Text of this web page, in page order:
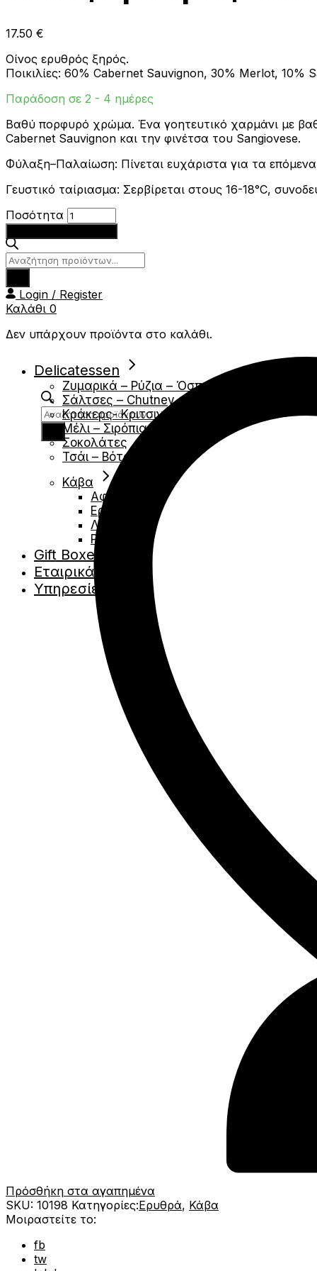
Products
search
Products
search
Login / Register
Καλάθι 0
Δεν υπάρχουν προϊόντα στο καλάθι.
Delicatessen
Ζυμαρικά – Ρύζια – Όσπρια
Σάλτσες – Chutney – Μουσταρδες
Κράκερς- Κριτσινια
Μέλι – Σιρόπια – Αλείμματα
Σοκολάτες
Τσάι – Βότανα
Κάβα
Αφρώδες
Ερυθρά
Λευκά
Ροζέ
Gift Boxes
Εταιρικά Δώρα
Υπηρεσίες
17.50 €
Οίνος ερυθρός ξηρός.
Ποικιλίες: 60% Cabernet Sauvignon, 30% Merlot, 10%
Παράδοση σε 2 - 4 ημέρες
Βαθύ πορφυρό χρώμα. Ένα γοητευτικό χαρμάνι με
Cabernet Sauvignon και την φινέτσα του Sangiovese.
Φύλαξη–Παλαίωση: Πίνεται ευχάριστα για τα
Γευστικό ταίριασμα: Σερβίρεται στους 16-18°C,
Ποσότητα Οίνος
Ερυθρός
Chateau
12,5%vol
750ml
LAZARIDI
Πρόσθήκη στα αγαπημένα
SKU: 10198 Κατηγορίες:Ερυθρά, Κάβα
Μοιραστείτε το:
fb
tw